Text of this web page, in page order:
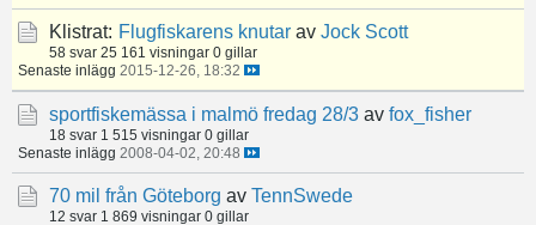
Klistrat: Flugfiskarens knutar av Jock Scott
58 svar 25 161 visningar 0 gillar
Senaste inlägg 2015-12-26, 18:32
sportfiskemässa i malmö fredag 28/3 av fox_fisher
18 svar 1 515 visningar 0 gillar
Senaste inlägg 2008-04-02, 20:48
70 mil från Göteborg av TennSwede
12 svar 1 869 visningar 0 gillar